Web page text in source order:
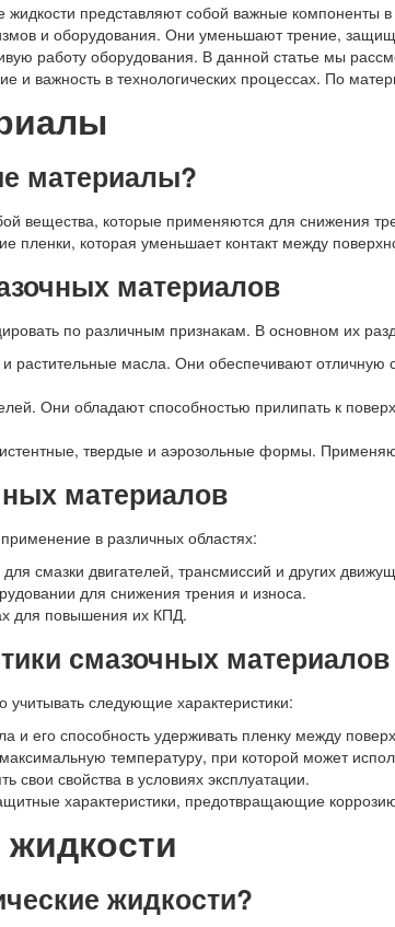
представляют собой важные компоненты
и оборудования. Они уменьшают трение,
работу оборудования. В данной статье мы
и важность в технологических процессах. По
материалы?
вещества, которые применяются для снижения
пленки, которая уменьшает контакт между
материалов
по различным признакам. В основном их
растительные масла. Они обеспечивают отличную
Они обладают способностью прилипать к
твердые и аэрозольные формы.
материалов
в различных областях:
для смазки двигателей, трансмиссий и других
для снижения трения и износа.
для повышения их КПД.
смазочных материалов
следующие характеристики:
и его способность удерживать пленку между
температуру, при которой может
свои свойства в условиях эксплуатации.
характеристики, предотвращающие
жидкости
жидкости?